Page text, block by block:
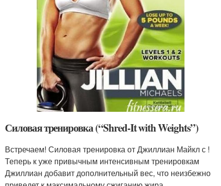
Силовая тренировка (“Shred-It with Weights”)
Встречаем! Силовая тренировка от Джиллиан Майкл с !
Теперь к уже привычным интенсивным тренировкам
Джиллиан добавит дополнительный вес, что неизбежно